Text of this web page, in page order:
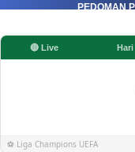
🔴 Live Hari
⚽ Liga Champions UEFA
PEDOMAN
PEDOMAN
KOREKSI & KLARIFIKASI